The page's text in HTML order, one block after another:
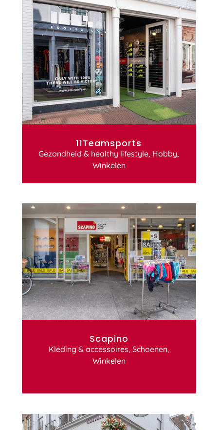
11Teamsports
Gezondheid & healthy lifestyle, Hobby,
Winkelen
Scapino
Kleding & accessoires, Schoenen,
Winkelen